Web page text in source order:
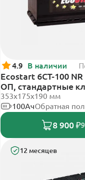
4.9 В наличии
Ecostart 6CT-100
ОП, стандартные
353x175x190 мм
100АчОбратная
8 900 ₽
12 месяцев